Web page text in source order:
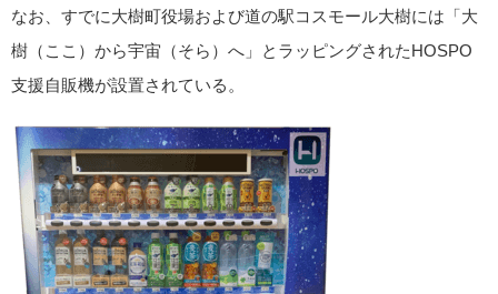
なお、すでに大樹町役場および道の駅コスモール大樹には「大
樹（ここ）から宇宙（そら）へ」とラッピングされたHOSPO
支援自販機が設置されている。